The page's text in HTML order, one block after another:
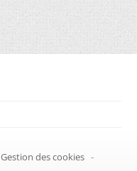
Gestion des cookies -